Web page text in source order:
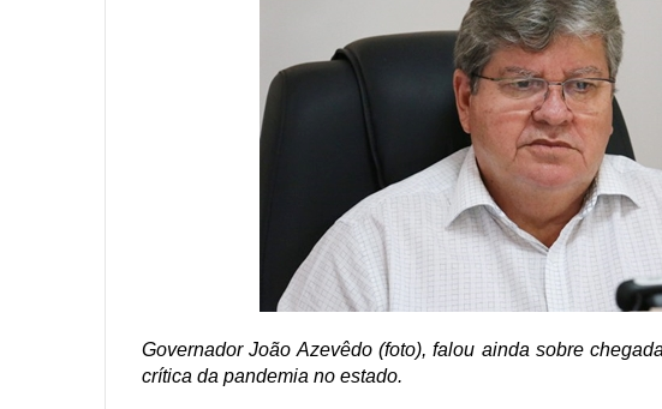
Governador João Azevêdo (foto), falou ainda sobre
crítica da pandemia no estado.